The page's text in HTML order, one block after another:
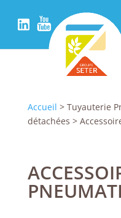
Accueil > Tuyauterie
détachées >